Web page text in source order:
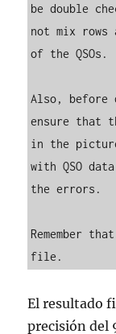
be double
not mix rows
of the QSOs.
Also, before
ensure that
in the
with QSO
the errors.
Remember
file.
El resultado
precisión del